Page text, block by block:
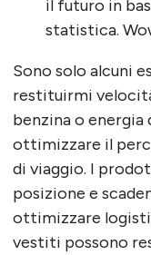
il futuro in
statistica.
Sono solo alcuni
restituirmi
benzina o energia
ottimizzare il
di viaggio. I
posizione e
ottimizzare
vestiti possono